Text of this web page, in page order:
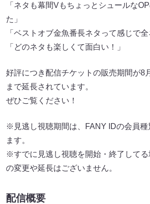
「ネタも幕間Vもちょっとシュールな
た」
「ベストオブ金魚番長ネタって感じで全
「どのネタも楽しくて面白い！」
好評につき配信チケットの販売期間が8
まで延長されています。
ぜひご覧ください！
※見逃し視聴期間は、FANY IDの会員種
ます。
※すでに見逃し視聴を開始・終了してる
の変更や延長はございません。
配信概要